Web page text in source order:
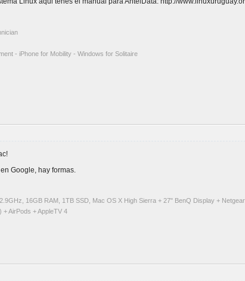
- iPhone for Mobility - Windows for Solitaire
Google, hay formas.
16GB RAM, 1TB SSD, Mac OS X High Sierra + 27" BenQ Display +
+ AirPods + AppleTV 4